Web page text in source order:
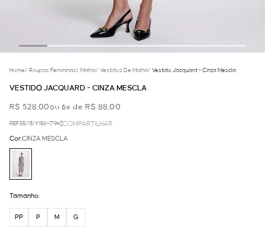
Home/ Roupas Femininas/ Malha/ Vestidos De Malha/ Vestido Jacquard - Cinza Mescla
VESTIDO JACQUARD - CINZA MESCLA
R$ 528,00ou 6x de R$ 88,00
REF.55.03.0058-179 COMPARTILHAR
Cor:CINZA MESCLA
Tamanho:
PP P M G